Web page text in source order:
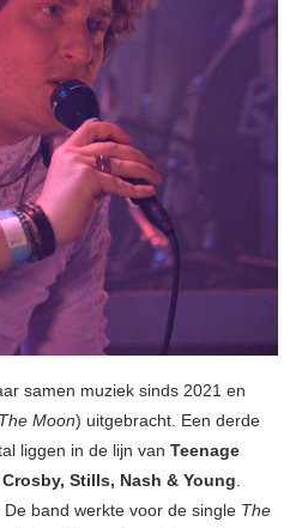
samen muziek sinds 2021 en
Moon) uitgebracht. Een derde
liggen in de lijn van Teenage
Crosby, Stills, Nash & Young
band werkte voor de single The